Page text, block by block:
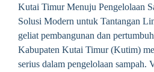
Kutai Timur Menuju Pengelolaan
Solusi Modern untuk Tantangan
geliat pembangunan dan
Kabupaten Kutai Timur (Kutim)
serius dalam pengelolaan sampah.